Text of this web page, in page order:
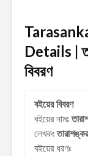
Details |
বিবরণ
বইয়ের বিবরণ
বইয়ের নামঃ
লেখকঃ
বইয়ের ধরণঃ